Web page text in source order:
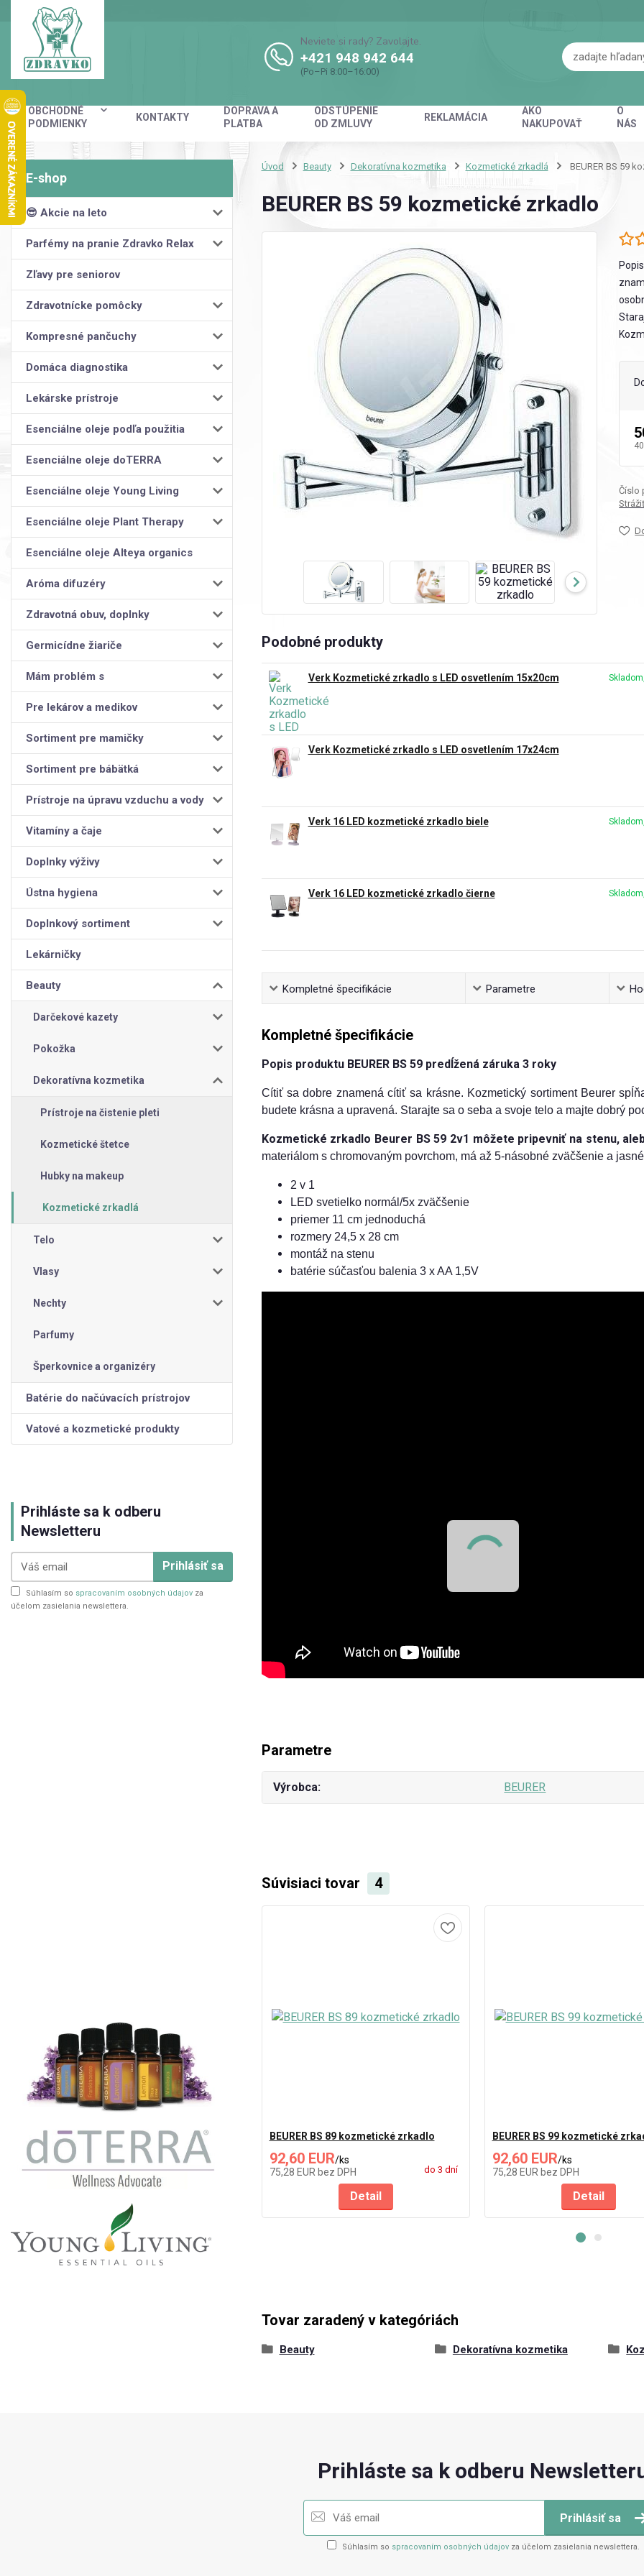
OBCHODNÉ
PODMIENKY
KONTAKTY
DOPRAVA A
PLATBA
ODSTÚPENIE
OD ZMLUVY
REKLAMÁCIA
AKO
NAKUPOVAŤ
O
NÁS
Neviete si rady? Zavolajte.
+421 948 942 644
(Po–Pi 8:00–16:00)
😎 Akcie na leto
Parfémy na pranie Zdravko Relax
Zľavy pre seniorov
Zdravotnícke pomôcky
Kompresné pančuchy
Domáca diagnostika
Lekárske prístroje
Esenciálne oleje podľa použitia
Esenciálne oleje doTERRA
Esenciálne oleje Young Living
Esenciálne oleje Plant Therapy
Esenciálne oleje Alteya organics
Aróma difuzéry
Zdravotná obuv, doplnky
Germicídne žiariče
Mám problém s
Pre lekárov a medikov
Sortiment pre mamičky
Sortiment pre bábätká
Prístroje na úpravu vzduchu a vody
Vitamíny a čaje
Doplnky výživy
Ústna hygiena
Doplnkový sortiment
Lekárničky
Beauty
Darčekové kazety
Pokožka
Dekoratívna kozmetika
Prístroje na čistenie pleti
Kozmetické štetce
Hubky na makeup
Kozmetické zrkadlá
Telo
Vlasy
Nechty
Parfumy
Šperkovnice a organizéry
Batérie do načúvacích prístrojov
Vatové a kozmetické produkty
Prihláste sa k odberu
Newsletteru
Prihlásiť sa
Súhlasím so spracovaním osobných údajov za
účelom zasielania newslettera.
Úvod Beauty Dekoratívna kozmetika Kozmetické zrkadlá BEURER BS 59
BEURER BS 59 kozmetické zrkadlo
Číslo
Podobné produkty
Verk Kozmetické zrkadlo s LED osvetlením 15x20cm
Verk Kozmetické zrkadlo s LED osvetlením 17x24cm
Verk 16 LED kozmetické zrkadlo biele
Verk 16 LED kozmetické zrkadlo čierne
Kompletné špecifikácie Parametre
Kompletné špecifikácie
Popis produktu BEURER BS 59 predĺžená záruka 3 roky
Cítiť sa dobre znamená cítiť sa krásne. Kozmetický sortiment Beurer
budete krásna a upravená. Starajte sa o seba a svoje telo a majte dobrý
Kozmetické zrkadlo Beurer BS 59 2v1 môžete pripevniť na stenu,
materiálom s chromovaným povrchom, má až 5-násobné zväčšenie a
2 v 1
LED svetielko normál/5x zväčšenie
priemer 11 cm jednoduchá
rozmery 24,5 x 28 cm
montáž na stenu
batérie súčasťou balenia 3 x AA 1,5V
Parametre
Výrobca BEURER
Súvisiaci tovar 4
BEURER BS 89 kozmetické zrkadlo
92,60 EUR/ks
75,28 EUR bez DPH do 3 dní
Detail
BEURER BS 99 kozmetické
92,60 EUR/ks
75,28 EUR bez DPH
Detail
Tovar zaradený v kategóriách
Beauty Dekoratívna kozmetika
Prihláste sa k odberu
Prihlásiť sa
Súhlasím so spracovaním osobných údajovza účelom zasielania newslettera.